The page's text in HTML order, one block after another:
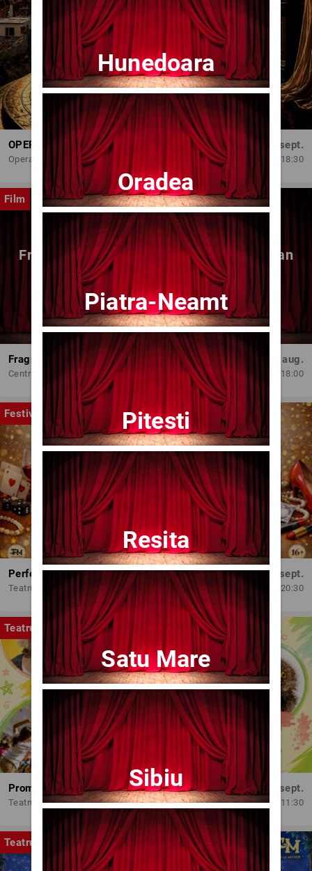
OPERA BRAȘOV ESTIVAL – DANCING SUMMER - SPECTACOL DE BALET
Opera Brasov
Dum, 6 sept.
18:30
Film
Fragmente dintr-un atelier – (regia Bogdan
Mureșanu) – AG
Fragmente dintr-un atelier – (regia Bogdan Mureșanu) – AG
Centrul Internațional de Artă Contemporană - Baia Turcească Iași
Dum, 30 aug.
18:00
Festival
Perfect Necăsătoriți
Teatrul Amzei
Mar, 15 sept.
20:30
Teatru
Promit să mă joc!
Teatrul Amzei
Dum, 13 sept.
11:30
Teatru
Hunedoara
Oradea
Piatra-Neamt
Pitesti
Resita
Satu Mare
Sibiu